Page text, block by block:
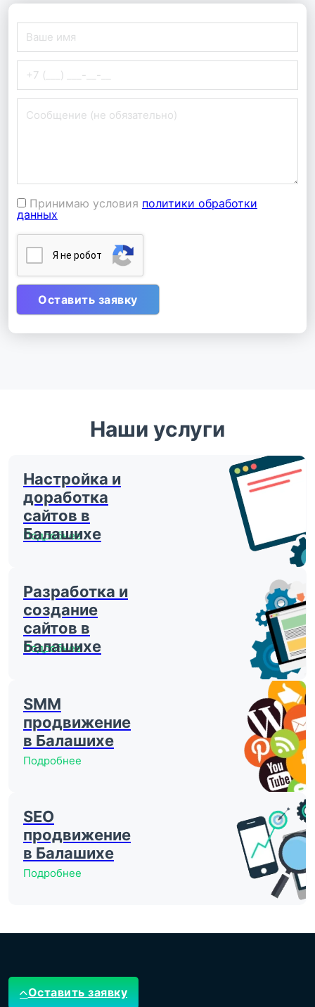
Принимаю условия политики обработки
данных
Я нe poбoт
Наши услуги
Настройка и
доработка
сайтов в
Балашихе
Подробнее
Разработка и
создание
сайтов в
Балашихе
Подробнее
SMM
продвижение
в Балашихе
Подробнее
SEO
продвижение
в Балашихе
Подробнее
Оставить заявку